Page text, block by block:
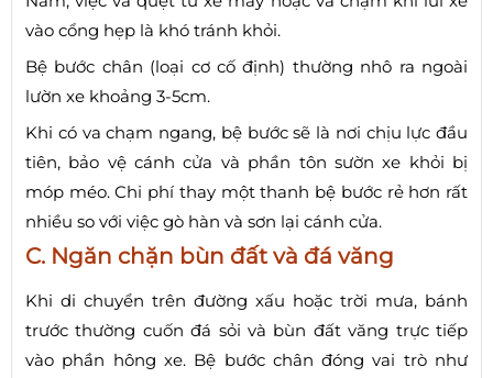
vào cổng hẹp là khó tránh khỏi.
Bệ bước chân (loại cơ cố định) thường nhô ra ngoài
lườn xe khoảng 3-5cm.
Khi có va chạm ngang, bệ bước sẽ là nơi chịu lực đầu
tiên, bảo vệ cánh cửa và phần tôn sườn xe khỏi bị
móp méo. Chi phí thay một thanh bệ bước rẻ hơn rất
nhiều so với việc gò hàn và sơn lại cánh cửa.
C. Ngăn chặn bùn đất và đá văng
Khi di chuyển trên đường xấu hoặc trời mưa, bánh
trước thường cuốn đá sỏi và bùn đất văng trực tiếp
vào phần hông xe. Bệ bước chân đóng vai trò như